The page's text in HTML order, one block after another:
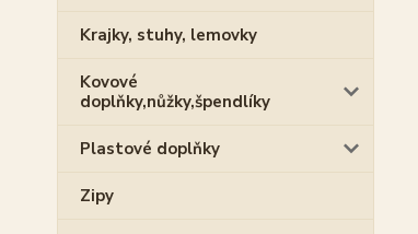
Krajky, stuhy, lemovky
Kovové
doplňky,nůžky,špendlíky
Plastové doplňky
Zipy